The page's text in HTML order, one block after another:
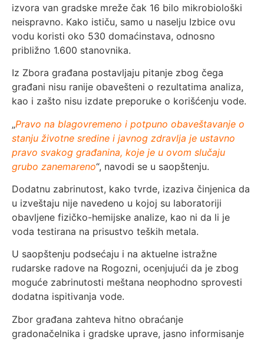
izvora van gradske mreže čak 16 bilo mikrobiološki
neispravno. Kako ističu, samo u naselju Izbice ovu
vodu koristi oko 530 domaćinstava, odnosno
približno 1.600 stanovnika.
Iz Zbora građana postavljaju pitanje zbog čega
građani nisu ranije obavešteni o rezultatima analiza,
kao i zašto nisu izdate preporuke o korišćenju vode.
„Pravo na blagovremeno i potpuno obaveštavanje o
stanju životne sredine i javnog zdravlja je ustavno
pravo svakog građanina, koje je u ovom slučaju
grubo zanemareno“, navodi se u saopštenju.
Dodatnu zabrinutost, kako tvrde, izaziva činjenica da
u izveštaju nije navedeno u kojoj su laboratoriji
obavljene fizičko-hemijske analize, kao ni da li je
voda testirana na prisustvo teških metala.
U saopštenju podsećaju i na aktuelne istražne
rudarske radove na Rogozni, ocenjujući da je zbog
moguće zabrinutosti meštana neophodno sprovesti
dodatna ispitivanja vode.
Zbor građana zahteva hitno obraćanje
gradonačelnika i gradske uprave, jasno informisanje